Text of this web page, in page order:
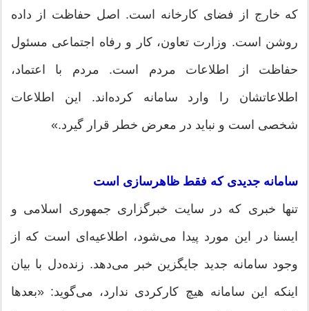
که خارج از فضای کارخانه است. اصل حفاظت از داده
روشن است. وزارت تعاون، کار و رفاه اجتماعی مسئول
حفاظت از اطلاعات مردم است. مردم با اعتماد،
اطلاعاتشان را وارد سامانه کرده‌اند. این اطلاعات
شخصی است و نباید در معرض خطر قرار گیرد.»
سامانه جدیدی که فقط ظاهرسازی‌ است
تنها خبری که در سایت خبرگزاری جمهوری اسلامی و
ایسنا در این مورد پیدا می‌شود، اطلاعیه‌ای‌ است که از
وجود سامانه جدید جایگزین خبر می‌دهد. زنده‌دل با بیان
اینکه این سامانه هیچ کارکردی ندارد، می‌گوید: «بعدها